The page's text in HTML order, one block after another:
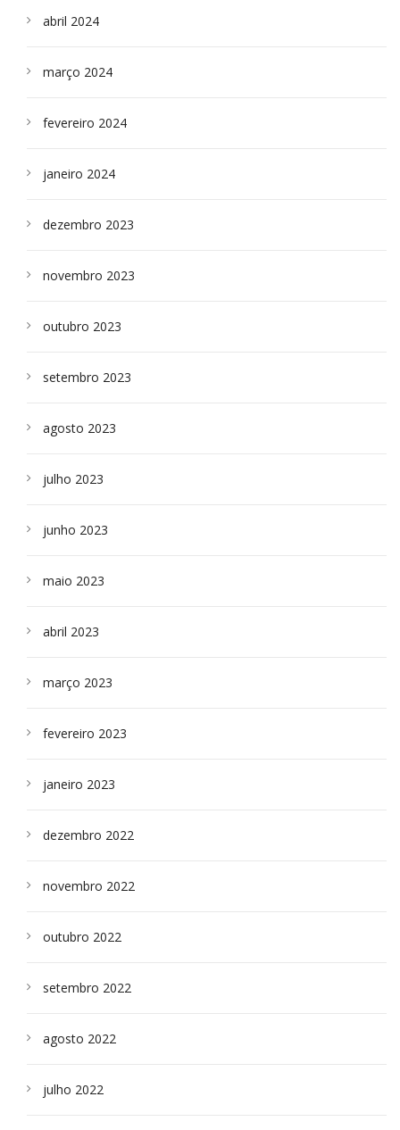
abril 2024
março 2024
fevereiro 2024
janeiro 2024
dezembro 2023
novembro 2023
outubro 2023
setembro 2023
agosto 2023
julho 2023
junho 2023
maio 2023
abril 2023
março 2023
fevereiro 2023
janeiro 2023
dezembro 2022
novembro 2022
outubro 2022
setembro 2022
agosto 2022
julho 2022